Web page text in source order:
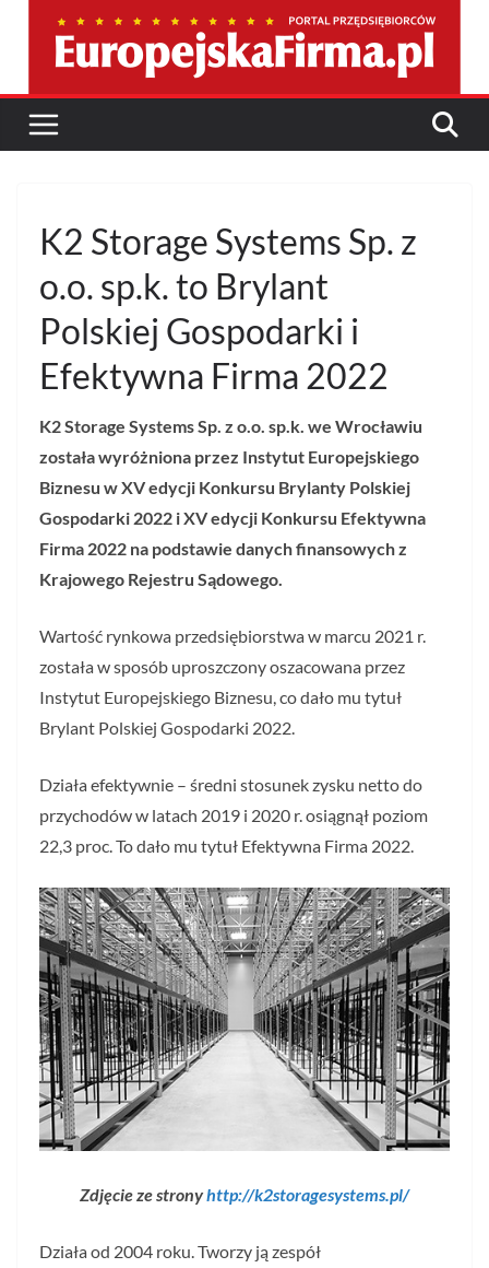
K2 Storage Systems Sp. z
o.o. sp.k. to Brylant
Polskiej Gospodarki i
Efektywna Firma 2022
K2 Storage Systems Sp. z o.o. sp.k. we Wrocławiu
została wyróżniona przez Instytut Europejskiego
Biznesu w XV edycji Konkursu Brylanty Polskiej
Gospodarki 2022 i XV edycji Konkursu Efektywna
Firma 2022 na podstawie danych finansowych z
Krajowego Rejestru Sądowego.
Wartość rynkowa przedsiębiorstwa w marcu 2021 r.
została w sposób uproszczony oszacowana przez
Instytut Europejskiego Biznesu, co dało mu tytuł
Brylant Polskiej Gospodarki 2022.
Działa efektywnie – średni stosunek zysku netto do
przychodów w latach 2019 i 2020 r. osiągnął poziom
22,3 proc. To dało mu tytuł Efektywna Firma 2022.
Zdjęcie ze stronyhttp://k2storagesystems.pl/
Działa od 2004 roku. Tworzy ją zespół